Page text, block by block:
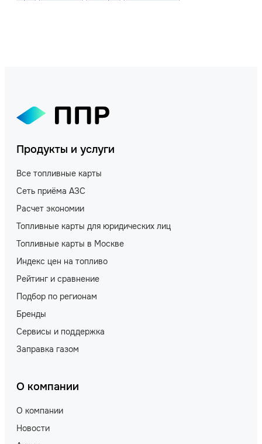
Продукты и услуги
Все топливные карты
Сеть приёма АЗС
Расчет экономии
Топливные карты для юридических лиц
Топливные карты в Москве
Индекс цен на топливо
Рейтинг и сравнение
Подбор по регионам
Бренды
Сервисы и поддержка
Заправка газом
О компании
О компании
Новости